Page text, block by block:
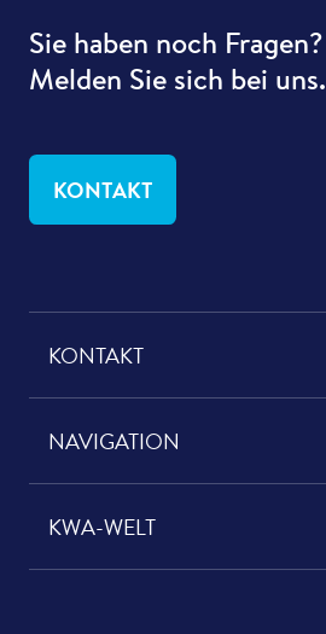
Sie haben noch Fragen?
Melden Sie sich bei uns.
KONTAKT
KONTAKT
NAVIGATION
KWA-WELT